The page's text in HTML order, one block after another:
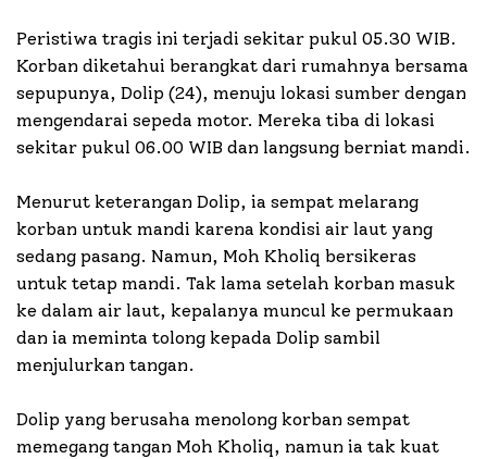
Peristiwa tragis ini terjadi sekitar pukul 05.30 WIB.
Korban diketahui berangkat dari rumahnya bersama
sepupunya, Dolip (24), menuju lokasi sumber dengan
mengendarai sepeda motor. Mereka tiba di lokasi
sekitar pukul 06.00 WIB dan langsung berniat mandi.
Menurut keterangan Dolip, ia sempat melarang
korban untuk mandi karena kondisi air laut yang
sedang pasang. Namun, Moh Kholiq bersikeras
untuk tetap mandi. Tak lama setelah korban masuk
ke dalam air laut, kepalanya muncul ke permukaan
dan ia meminta tolong kepada Dolip sambil
menjulurkan tangan.
Dolip yang berusaha menolong korban sempat
memegang tangan Moh Kholiq, namun ia tak kuat